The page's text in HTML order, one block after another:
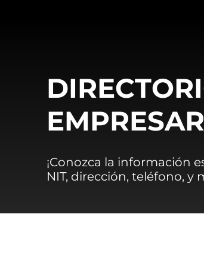
¡Conozca la información
NIT, dirección, teléfono, y